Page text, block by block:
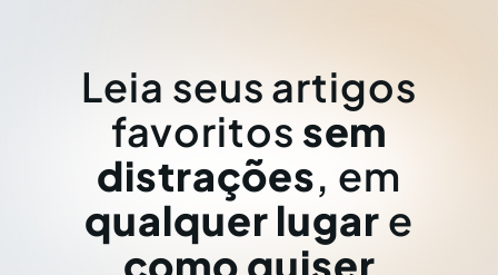
Leia seus artigos
favoritos sem
distrações, em
qualquer lugar e
como quiser